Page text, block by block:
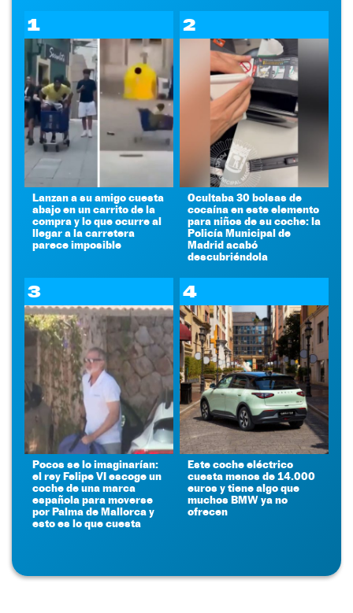
1
Lanzan a su amigo cuesta
abajo en un carrito de la
compra y lo que ocurre al
llegar a la carretera
parece imposible
2
Ocultaba 30 bolsas de
cocaína en este elemento
para niños de su coche: la
Policía Municipal de
Madrid acabó
descubriéndola
3
Pocos se lo imaginarían:
el rey Felipe VI escoge un
coche de una marca
española para moverse
por Palma de Mallorca y
esto es lo que cuesta
4
Este coche eléctrico
cuesta menos de 14.000
euros y tiene algo que
muchos BMW ya no
ofrecen